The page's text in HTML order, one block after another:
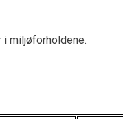
miljøforholdene.